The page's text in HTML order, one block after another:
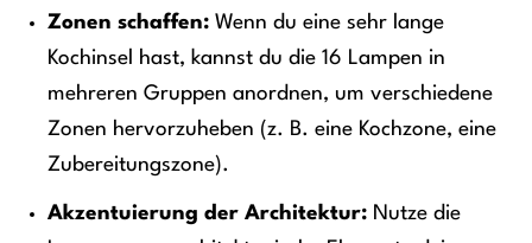
Zonen schaffen:Wenn du eine sehr lange
Kochinsel hast, kannst du die 16 Lampen in
mehreren Gruppen anordnen, um verschiedene
Zonen hervorzuheben (z. B. eine Kochzone, eine
Zubereitungszone).
Akzentuierung der Architektur:Nutze die